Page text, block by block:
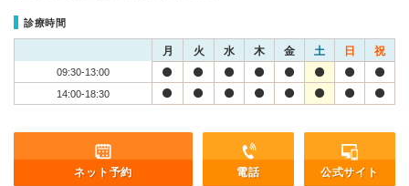
診療時間
月 火 水 木 金 土 日 祝
09:30-13:00
14:00-18:30
ネット予約 電話 公式サイト